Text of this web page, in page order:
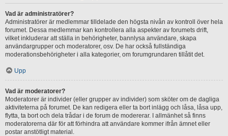
Vad är administratörer?
Administratörer är medlemmar tilldelade den högsta nivån av kontroll över hela
forumet. Dessa medlemmar kan kontrollera alla aspekter av forumets drift,
vilket inkluderar att ställa in behörigheter, bannlysa användare, skapa
användargrupper och moderatorer, osv. De har också fullständiga
moderationsbehörigheter i alla kategorier, om forumgrundaren tillåtit det.
Upp
Vad är moderatorer?
Moderatorer är individer (eller grupper av individer) som sköter om de dagliga
aktiviteterna på forumet. De kan redigera eller ta bort inlägg och låsa, låsa upp,
flytta, ta bort och dela trådar i de forum de modererar. I allmänhet så finns
moderatorerna där för att förhindra att användare kommer ifrån ämnet eller
postar anstötligt material.